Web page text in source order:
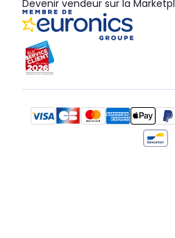
Devenir vendeur sur la